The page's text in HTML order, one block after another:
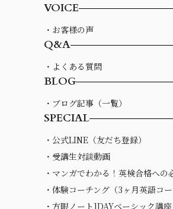
VOICE
・お客様の声
Q&A
・よくある質問
BLOG
・ブログ記事（一覧）
SPECIAL
・公式LINE（友だち登録）
・受講生対談動画
・マンガでわかる！英検合格への
・体験コーチング（3ヶ月英語コー
・方眼ノート1DAYベーシック講座